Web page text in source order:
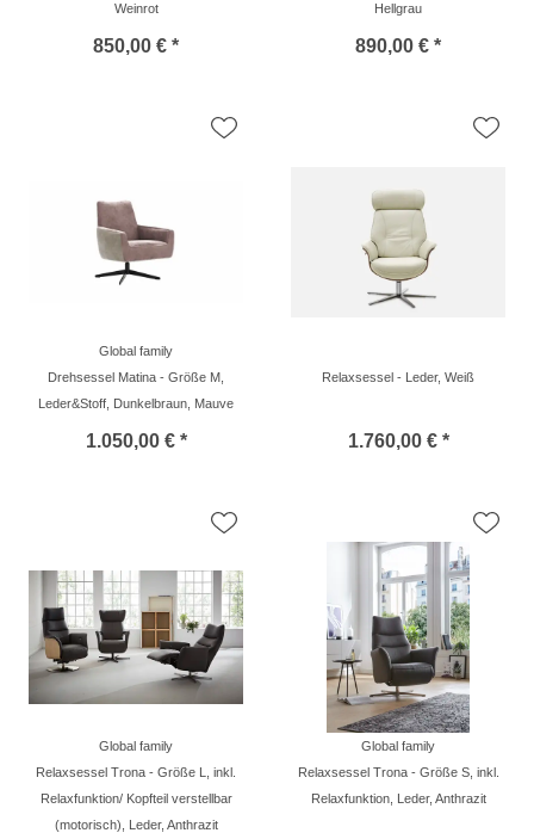
Weinrot
850,00 € *
Hellgrau
890,00 € *
Global family
Drehsessel Matina - Größe M,
Leder&Stoff, Dunkelbraun, Mauve
1.050,00 € *
Relaxsessel - Leder, Weiß
1.760,00 € *
Global family
Relaxsessel Trona - Größe L, inkl.
Relaxfunktion/ Kopfteil verstellbar
(motorisch), Leder, Anthrazit
Global family
Relaxsessel Trona - Größe S, inkl.
Relaxfunktion, Leder, Anthrazit